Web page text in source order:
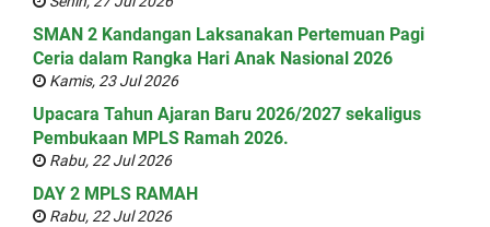
SMAN 2 Kandangan Laksanakan Pertemuan Pagi
Ceria dalam Rangka Hari Anak Nasional 2026
Kamis, 23 Jul 2026
Upacara Tahun Ajaran Baru 2026/2027 sekaligus
Pembukaan MPLS Ramah 2026.
Rabu, 22 Jul 2026
DAY 2 MPLS RAMAH
Rabu, 22 Jul 2026